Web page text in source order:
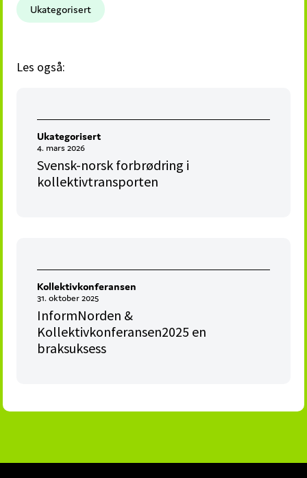
Ukategorisert
Les også:
Ukategorisert
4. mars 2026
Svensk-norsk forbrødring i
kollektivtransporten
Kollektivkonferansen
31. oktober 2025
InformNorden &
Kollektivkonferansen2025 en
braksuksess